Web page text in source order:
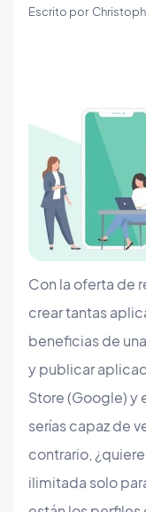
Escrito por
Con la oferta de
crear tantas
beneficias de
y publicar
Store (Google) y
serías capaz de
contrario,
ilimitada solo